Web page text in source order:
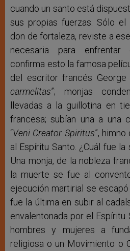
cuando un santo está
sus propias fuerzas. Sólo el
don de fortaleza, reviste a
necesaria para
confirma esto la famosa
del escritor francés George
carmelitas”; monjas
llevadas a la guillotina en
francesa; subían una a una
“Veni Creator Spiritus”,
al Espíritu Santo. ¿Cuál fue
Una monja, de la nobleza
la muerte se fue al
ejecución martirial se
fue la última en subir al
envalentonada por el Espíritu
hombres y mujeres a
religiosa o un Movimiento o